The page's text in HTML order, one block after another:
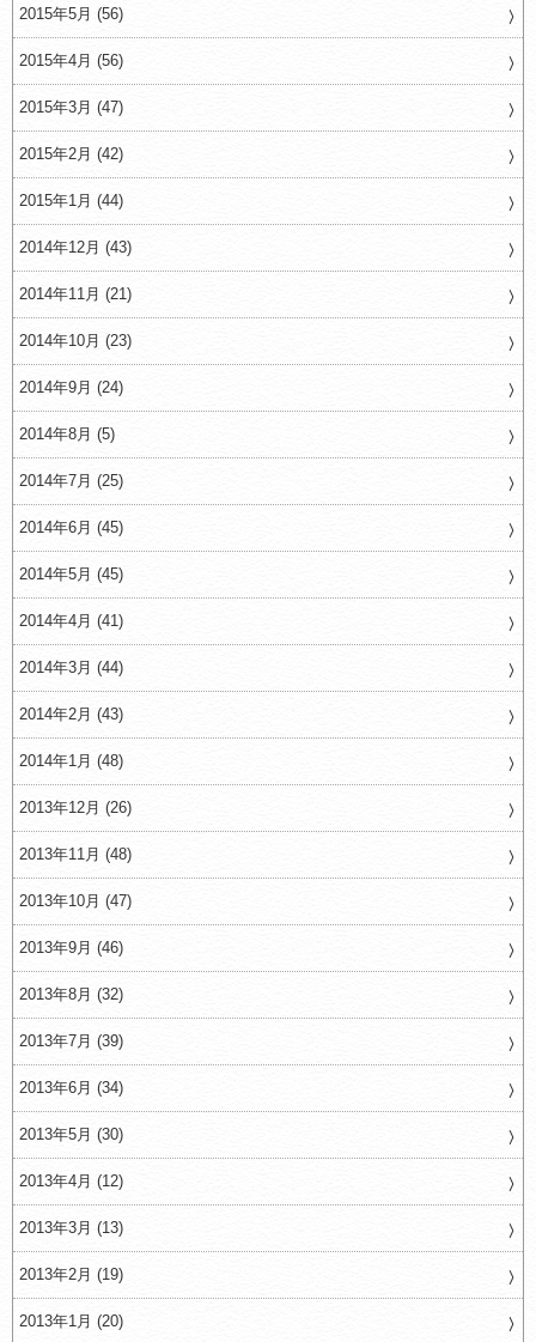
2015年5月 (56)
2015年4月 (56)
2015年3月 (47)
2015年2月 (42)
2015年1月 (44)
2014年12月 (43)
2014年11月 (21)
2014年10月 (23)
2014年9月 (24)
2014年8月 (5)
2014年7月 (25)
2014年6月 (45)
2014年5月 (45)
2014年4月 (41)
2014年3月 (44)
2014年2月 (43)
2014年1月 (48)
2013年12月 (26)
2013年11月 (48)
2013年10月 (47)
2013年9月 (46)
2013年8月 (32)
2013年7月 (39)
2013年6月 (34)
2013年5月 (30)
2013年4月 (12)
2013年3月 (13)
2013年2月 (19)
2013年1月 (20)